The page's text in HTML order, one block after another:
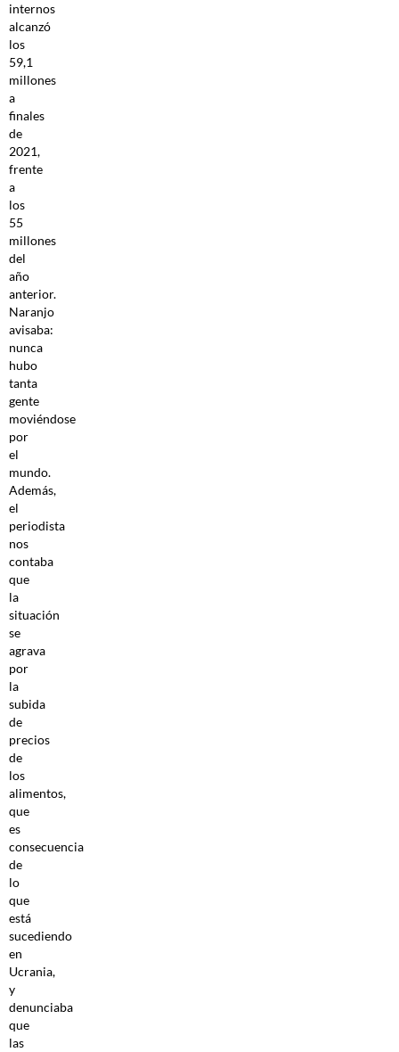
internos
alcanzó
los
59,1
millones
a
finales
de
2021,
frente
a
los
55
millones
del
año
anterior.
Naranjo
avisaba:
nunca
hubo
tanta
gente
moviéndose
por
el
mundo.
Además,
el
periodista
nos
contaba
que
la
situación
se
agrava
por
la
subida
de
precios
de
los
alimentos,
que
es
consecuencia
de
lo
que
está
sucediendo
en
Ucrania,
y
denunciaba
que
las